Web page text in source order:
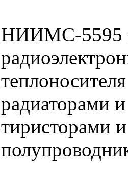
НИИМС-5595
радиаторами
тиристорами